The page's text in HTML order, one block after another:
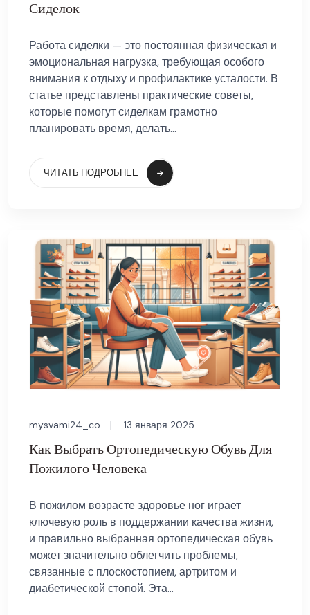
Сиделок
Работа сиделки — это постоянная физическая и
эмоциональная нагрузка, требующая особого
внимания к отдыху и профилактике усталости. В
статье представлены практические советы,
которые помогут сиделкам грамотно
планировать время, делать...
ЧИТАТЬ ПОДРОБНЕЕ
mysvami24_co 13 января 2025
Как Выбрать Ортопедическую Обувь Для
Пожилого Человека
В пожилом возрасте здоровье ног играет
ключевую роль в поддержании качества жизни,
и правильно выбранная ортопедическая обувь
может значительно облегчить проблемы,
связанные с плоскостопием, артритом и
диабетической стопой. Эта...